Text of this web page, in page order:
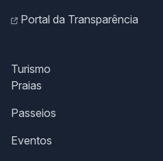
Portal da Transparência
Turismo
Praias
Passeios
Eventos